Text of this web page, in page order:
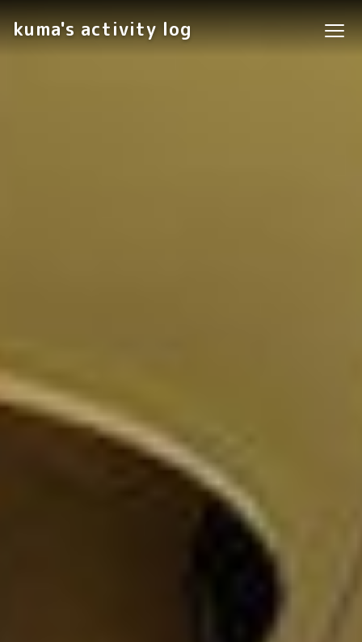
kuma's activity log